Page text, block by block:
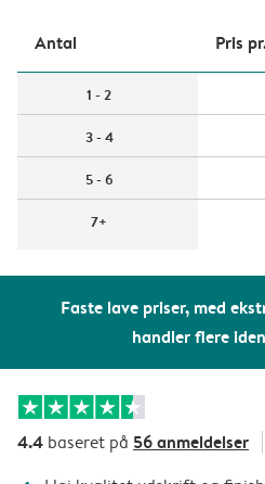
Faste lave priser, med
handler flere
Antal Pris
1 - 2
3 - 4
5 - 6
7+
4.4 baseret på 56 anmeldelser